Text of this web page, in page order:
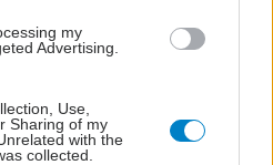
my
Advertising.
Use,
Sharing of my
with the
collected.
βοηθά στην απώλεια
η ποσότητα του φαγητού